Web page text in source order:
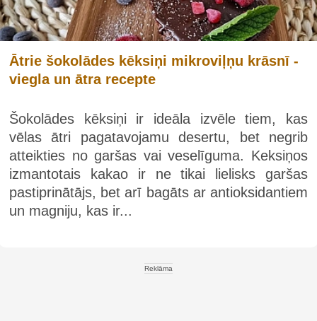
Ātrie šokolādes kēksiņi mikroviļņu krāsnī -
viegla un ātra recepte
Šokolādes kēksiņi ir ideāla izvēle tiem, kas
vēlas ātri pagatavojamu desertu, bet negrib
atteikties no garšas vai veselīguma. Keksiņos
izmantotais kakao ir ne tikai lielisks garšas
pastiprinātājs, bet arī bagāts ar antioksidantiem
un magniju, kas ir...
Reklāma